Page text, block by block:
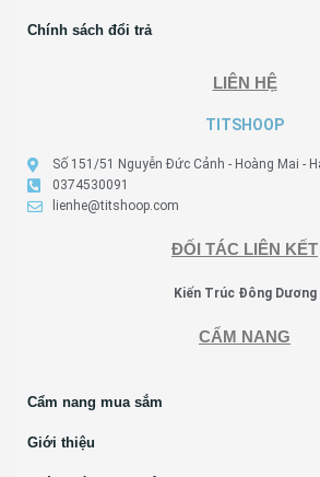
Chính sách đổi trả
LIÊN HỆ
TITSHOOP
Số 151/51 Nguyễn Đức Cảnh - Hoàng Mai -
0374530091
lienhe@titshoop.com
ĐỐI TÁC LIÊN KẾT
Kiến Trúc Đông Dương
CẨM NANG
Cẩm nang mua sắm
Giới thiệu